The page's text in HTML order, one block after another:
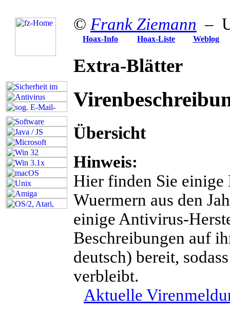
© Frank Ziemann –
Hoax-Info Hoax-Liste Weblog
Extra-Blätter
Übersicht
Hinweis:
Hier finden Sie einige
Wuermern aus den
einige Antivirus-
Beschreibungen auf
deutsch) bereit,
verbleibt.
Aktuelle